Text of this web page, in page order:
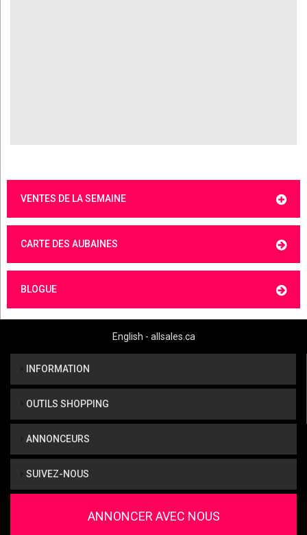
VENTES DE LA SEMAINE
CARTE DES AUBAINES
BLOGUE
English - allsales.ca
INFORMATION
OUTILS SHOPPING
ANNONCEURS
SUIVEZ-NOUS
ANNONCER AVEC NOUS